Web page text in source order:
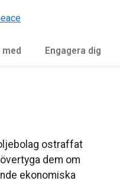
Engagera dig
ostraffat
dem om
ekonomiska